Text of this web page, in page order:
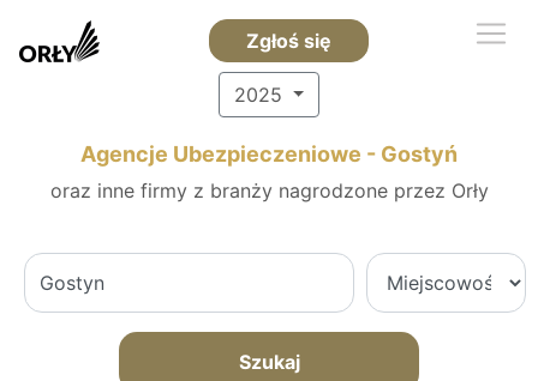
Zgłoś się
2025
Agencje Ubezpieczeniowe - Gostyń
oraz inne firmy z branży nagrodzone przez Orły
Szukaj